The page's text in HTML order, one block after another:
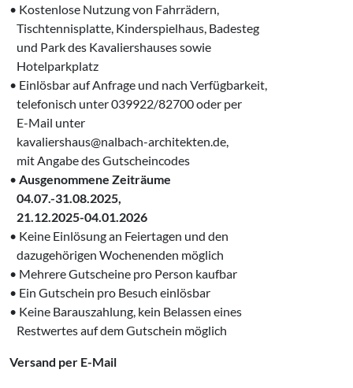
• Kostenlose Nutzung von Fahrrädern,
‌ Tischtennisplatte, Kinderspielhaus, Badesteg
‌ und Park des Kavaliershauses sowie
‌ Hotelparkplatz
• Einlösbar auf Anfrage und nach Verfügbarkeit,
‌ telefonisch unter 039922/82700 oder per
‌ E-Mail unter
‌ kavaliershaus@nalbach-architekten.de,
‌ mit Angabe des Gutscheincodes
• Ausgenommene Zeiträume
‌ 04.07.-31.08.2025,
‌ 21.12.2025-04.01.2026
• Keine Einlösung an Feiertagen und den
‌ dazugehörigen Wochenenden möglich
• Mehrere Gutscheine pro Person kaufbar
• Ein Gutschein pro Besuch einlösbar
• Keine Barauszahlung, kein Belassen eines
‌ Restwertes auf dem Gutschein möglich
Versand per E-Mail